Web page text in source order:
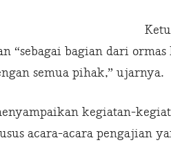
“sebagai bagian dari
semua pihak,” ujarnya.
kegiatan-
acara-acara pengajian